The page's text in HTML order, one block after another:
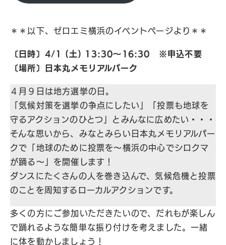
＊＊以下、ゼロエミ横浜のイベントページより＊＊
〔日時〕4/1 (土) 13:30～16:30 ※申込不要
〔場所〕日本丸メモリアルパーク
４月９日は地方選挙の日。
「気候対策を選挙の争点にしたい」「投票も地球を
守るアクションのひとつ」とみんなに広めたい・・・
そんな思いから、みなとみらい日本丸メモリアルパー
クで「地球のために投票を～横浜の中心でシロクマ
が踊る～」を開催します！
ダンスにたくさんの人を巻き込んで、気候危機と投票
のことを周知するローカルアクションです。
多くの方にご参加いただきたいので、だれもが楽しん
で踊れるような簡単な振り付けを考えました。一緒
に体を動かしましょう！